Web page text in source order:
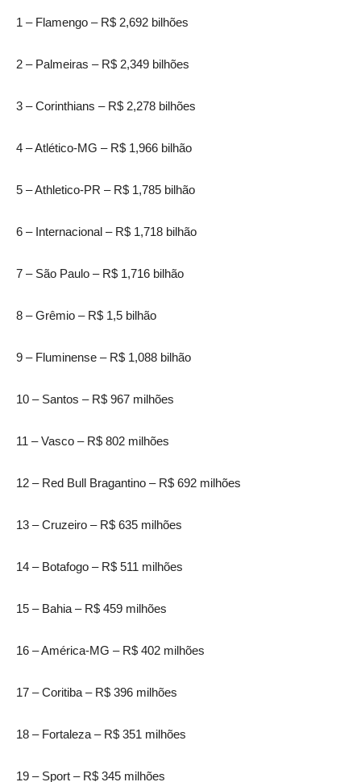
1 – Flamengo – R$ 2,692 bilhões
2 – Palmeiras – R$ 2,349 bilhões
3 – Corinthians – R$ 2,278 bilhões
4 – Atlético-MG – R$ 1,966 bilhão
5 – Athletico-PR – R$ 1,785 bilhão
6 – Internacional – R$ 1,718 bilhão
7 – São Paulo – R$ 1,716 bilhão
8 – Grêmio – R$ 1,5 bilhão
9 – Fluminense – R$ 1,088 bilhão
10 – Santos – R$ 967 milhões
11 – Vasco – R$ 802 milhões
12 – Red Bull Bragantino – R$ 692 milhões
13 – Cruzeiro – R$ 635 milhões
14 – Botafogo – R$ 511 milhões
15 – Bahia – R$ 459 milhões
16 – América-MG – R$ 402 milhões
17 – Coritiba – R$ 396 milhões
18 – Fortaleza – R$ 351 milhões
19 – Sport – R$ 345 milhões